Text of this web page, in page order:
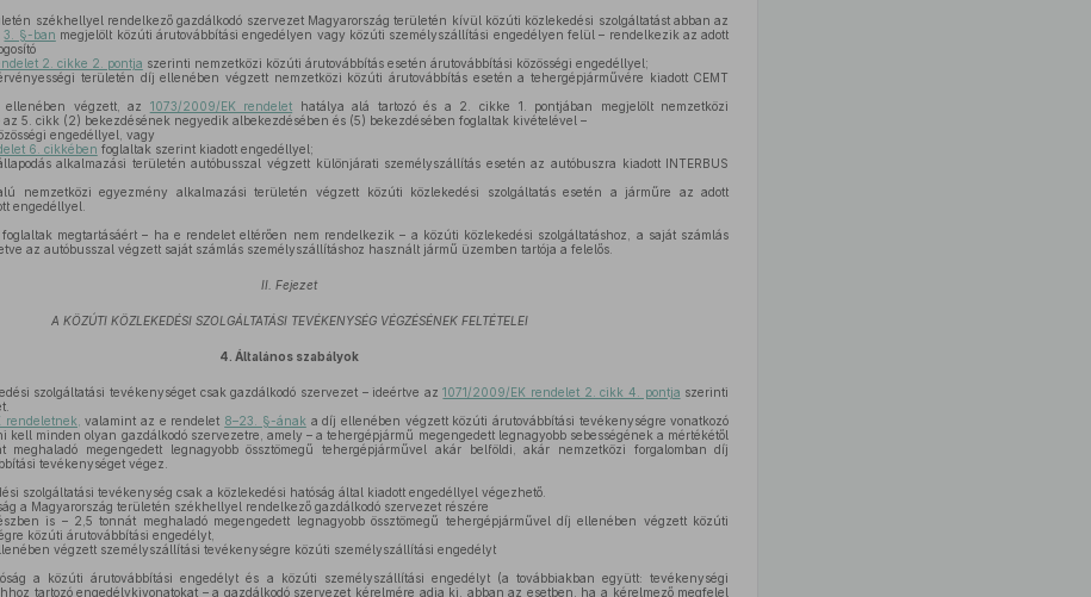
székhellyel rendelkező gazdálkodó szervezet Magyarország területén kívül közúti közlekedési szolgáltatást abban az
3. §-ban megjelölt közúti árutovábbítási engedélyen vagy közúti személyszállítási engedélyen felül – rendelkezik az adott
2. cikke 2. pontja szerinti nemzetközi közúti árutovábbítás esetén árutovábbítási közösségi engedéllyel;
területén díj ellenében végzett nemzetközi közúti árutovábbítás esetén a tehergépjárművére kiadott CEMT
végzett, az 1073/2009/EK rendelet hatálya alá tartozó és a 2. cikke 1. pontjában megjelölt nemzetközi
az 5. cikk (2) bekezdésének negyedik albekezdésében és (5) bekezdésében foglaltak kivételével –
engedéllyel, vagy
6. cikkében foglaltak szerint kiadott engedéllyel;
alkalmazási területén autóbusszal végzett különjárati személyszállítás esetén az autóbuszra kiadott INTERBUS
nemzetközi egyezmény alkalmazási területén végzett közúti közlekedési szolgáltatás esetén a járműre az adott
engedéllyel.
megtartásáért – ha e rendelet eltérően nem rendelkezik – a közúti közlekedési szolgáltatáshoz, a saját számlás
az autóbusszal végzett saját számlás személyszállításhoz használt jármű üzemben tartója a felelős.
II. Fejezet
A KÖZÚTI KÖZLEKEDÉSI SZOLGÁLTATÁSI TEVÉKENYSÉG VÉGZÉSÉNEK FELTÉTELEI
4. Általános szabályok
szolgáltatási tevékenységet csak gazdálkodó szervezet – ideértve az1071/2009/EK rendelet 2. cikk 4. pontja szerinti
rendeletnek, valamint az e rendelet 8–23. §-ának a díj ellenében végzett közúti árutovábbítási tevékenységre vonatkozó
kell minden olyan gazdálkodó szervezetre, amely – a tehergépjármű megengedett legnagyobb sebességének a mértékétől
megengedett legnagyobb össztömegű tehergépjárművel akár belföldi, akár nemzetközi forgalomban díj
tevékenységet végez.
szolgáltatási tevékenység csak a közlekedési hatóság által kiadott engedéllyel végezhető.
a Magyarország területén székhellyel rendelkező gazdálkodó szervezet részére
is – 2,5 tonnát meghaladó megengedett legnagyobb össztömegű tehergépjárművel díj ellenében végzett közúti
közúti árutovábbítási engedélyt,
végzett személyszállítási tevékenységre közúti személyszállítási engedélyt
a közúti árutovábbítási engedélyt és a közúti személyszállítási engedélyt (a továbbiakban együtt: tevékenységi
tartozó engedélykivonatokat – a gazdálkodó szervezet kérelmére adja ki, abban az esetben, ha a kérelmező megfelel